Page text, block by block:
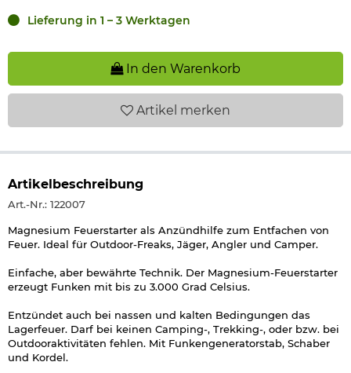
Lieferung in 1 – 3 Werktagen
In den Warenkorb
Artikel merken
Artikelbeschreibung
Art.-Nr.: 122007
Magnesium Feuerstarter als Anzündhilfe zum Entfachen von
Feuer. Ideal für Outdoor-Freaks, Jäger, Angler und Camper.
Einfache, aber bewährte Technik. Der Magnesium-Feuerstarter
erzeugt Funken mit bis zu 3.000 Grad Celsius.
Entzündet auch bei nassen und kalten Bedingungen das
Lagerfeuer. Darf bei keinen Camping-, Trekking-, oder bzw. bei
Outdooraktivitäten fehlen. Mit Funkengeneratorstab, Schaber
und Kordel.